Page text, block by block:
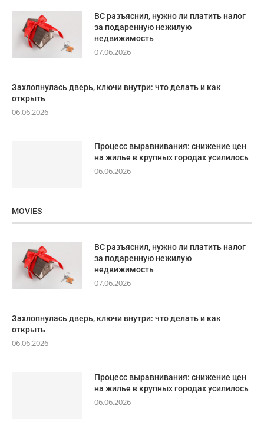
ВС разъяснил, нужно ли платить налог
за подаренную нежилую
недвижимость
07.06.2026
Захлопнулась дверь, ключи внутри: что делать и как
открыть
06.06.2026
Процесс выравнивания: снижение цен
на жилье в крупных городах усилилось
06.06.2026
MOVIES
ВС разъяснил, нужно ли платить налог
за подаренную нежилую
недвижимость
07.06.2026
Захлопнулась дверь, ключи внутри: что делать и как
открыть
06.06.2026
Процесс выравнивания: снижение цен
на жилье в крупных городах усилилось
06.06.2026